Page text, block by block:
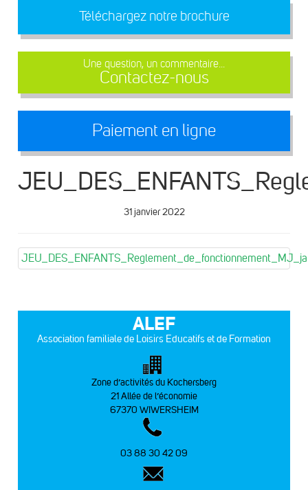
Téléchargez notre brochure
Une question, un commentaire...
Contactez-nous
Paiement en ligne
31 janvier 2022
ALEF
Association familiale de Loisirs Educatifs et de Formation
Zone d’activités du Kochersberg
21 Allée de l’économie
67370 WIWERSHEIM
03 88 30 42 09